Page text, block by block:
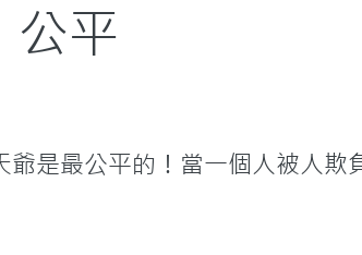
公平
爺是最公平的！當一個人被人